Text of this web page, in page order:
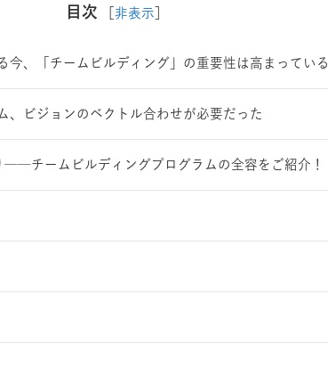
目次 非表示
今、「チームビルディング」の重要性は高まっている
、ビジョンのベクトル合わせが必要だった
──チームビルディングプログラムの全容をご紹介！